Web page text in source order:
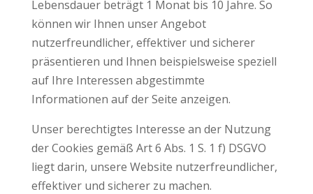
Lebensdauer beträgt 1 Monat bis 10 Jahre. So
können wir Ihnen unser Angebot
nutzerfreundlicher, effektiver und sicherer
präsentieren und Ihnen beispielsweise speziell
auf Ihre Interessen abgestimmte
Informationen auf der Seite anzeigen.
Unser berechtigtes Interesse an der Nutzung
der Cookies gemäß Art 6 Abs. 1 S. 1 f) DSGVO
liegt darin, unsere Website nutzerfreundlicher,
effektiver und sicherer zu machen.